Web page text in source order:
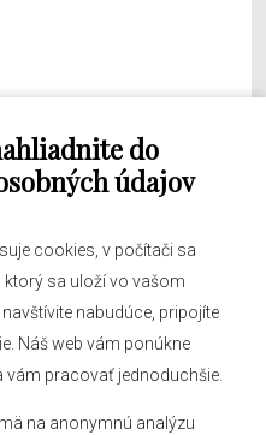
do
údajov
cookies, v počítači sa
sa uloží vo vašom
nabudúce, pripojíte
Náš web vám ponúkne
vám pracovať jednoduchšie.
na anonymnú analýzu